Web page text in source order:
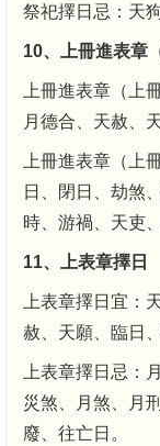
祭祀擇日忌：天
10、上冊進表章
上冊進表章（上
月德合、天赦、
上冊進表章（上
日、閉日、劫煞
時、游禍、天吏
11、上表章擇日
上表章擇日宜：
赦、天願、臨日
上表章擇日忌：
災煞、月煞、月
廢、往亡日。